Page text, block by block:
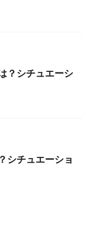
？シチュエーシ
シチュエーショ